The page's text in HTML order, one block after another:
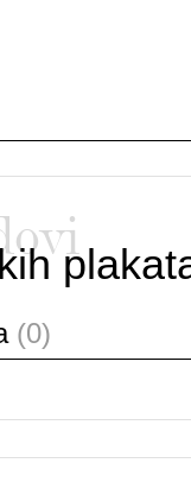
(0)